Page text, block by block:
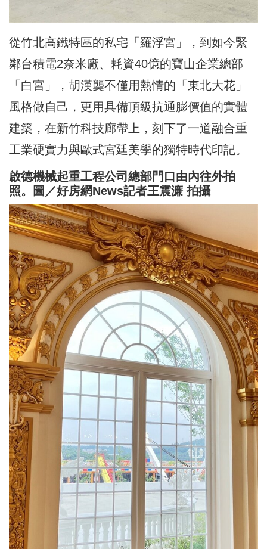
從竹北高鐵特區的私宅「羅浮宮」，到如今緊
鄰台積電2奈米廠、耗資40億的寶山企業總部
「白宮」，胡漢龑不僅用熱情的「東北大花」
風格做自己，更用具備頂級抗通膨價值的實體
建築，在新竹科技廊帶上，刻下了一道融合重
工業硬實力與歐式宮廷美學的獨特時代印記。
啟德機械起重工程公司總部門口由內往外拍
照。圖／好房網News記者王震濂 拍攝